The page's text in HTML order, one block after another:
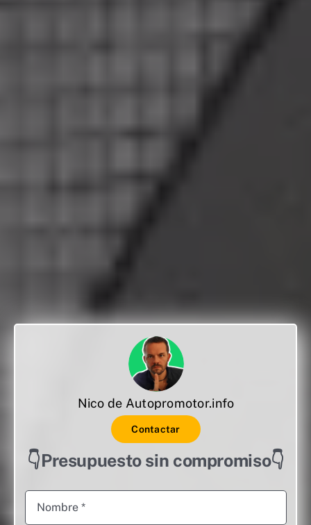
Nico de Autopromotor.info
Contactar
👇Presupuesto sin compromiso👇